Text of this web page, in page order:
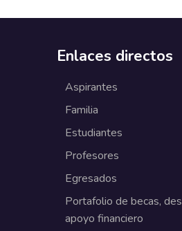
Enlaces directos
Aspirantes
Familia
Estudiantes
Profesores
Egresados
Portafolio de becas,
apoyo financiero